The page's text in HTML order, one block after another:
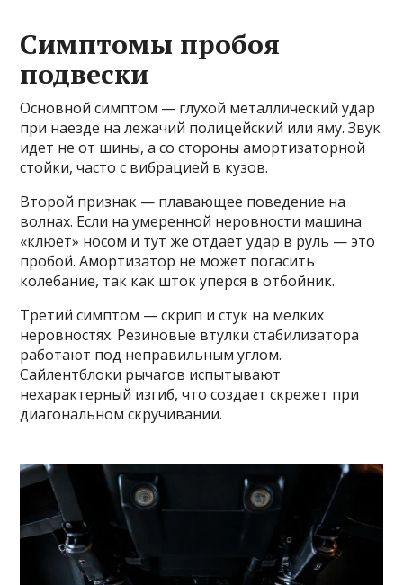
Симптомы пробоя
подвески
Основной симптом — глухой металлический удар
при наезде на лежачий полицейский или яму. Звук
идет не от шины, а со стороны амортизаторной
стойки, часто с вибрацией в кузов.
Второй признак — плавающее поведение на
волнах. Если на умеренной неровности машина
«клюет» носом и тут же отдает удар в руль — это
пробой. Амортизатор не может погасить
колебание, так как шток уперся в отбойник.
Третий симптом — скрип и стук на мелких
неровностях. Резиновые втулки стабилизатора
работают под неправильным углом.
Сайлентблоки рычагов испытывают
нехарактерный изгиб, что создает скрежет при
диагональном скручивании.